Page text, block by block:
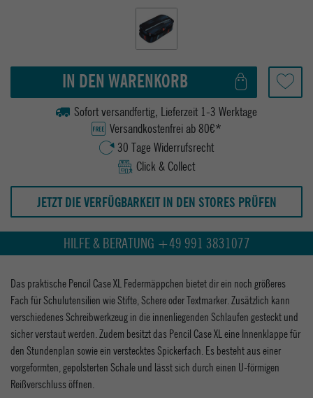
IN DEN WARENKORB
Sofort versandfertig, Lieferzeit 1-3 Werktage
Versandkostenfrei ab 80€*
30 Tage Widerrufsrecht
Click & Collect
JETZT DIE VERFÜGBARKEIT IN DEN STORES PRÜFEN
HILFE & BERATUNG +49 991 3831077
Das praktische Pencil Case XL Federmäppchen bietet dir ein noch größeres
Fach für Schulutensilien wie Stifte, Schere oder Textmarker. Zusätzlich kann
verschiedenes Schreibwerkzeug in die innenliegenden Schlaufen gesteckt und
sicher verstaut werden. Zudem besitzt das Pencil Case XL eine Innenklappe für
den Stundenplan sowie ein verstecktes Spickerfach. Es besteht aus einer
vorgeformten, gepolsterten Schale und lässt sich durch einen U-förmigen
Reißverschluss öffnen.